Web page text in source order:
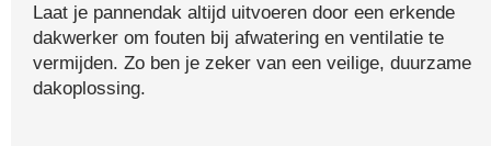
Laat je pannendak altijd uitvoeren door een erkende
dakwerker om fouten bij afwatering en ventilatie te
vermijden. Zo ben je zeker van een veilige, duurzame
dakoplossing.